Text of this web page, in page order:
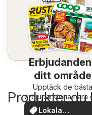
ditt område
Upptäck de bästa
erbjudandena nära
Lokala
Produkter du